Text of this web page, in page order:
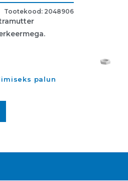
Tootekood: 2048906
palun